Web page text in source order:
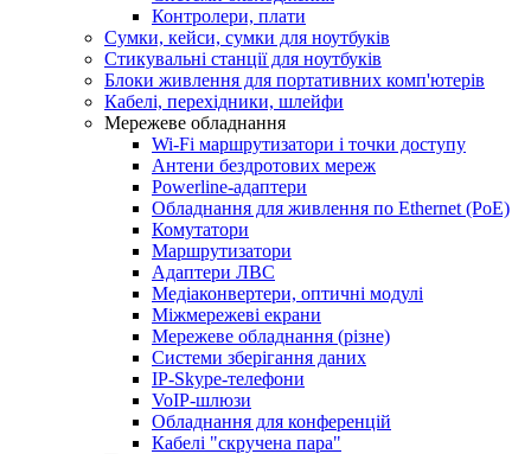
Контролери, плати
Сумки, кейси, сумки для ноутбуків
Стикувальні станції для ноутбуків
Блоки живлення для портативних комп'ютерів
Кабелі, перехідники, шлейфи
Мережеве обладнання
Wi-Fi маршрутизатори і точки доступу
Антени бездротових мереж
Powerline-адаптери
Обладнання для живлення по Ethernet (PoE)
Комутатори
Маршрутизатори
Адаптери ЛВС
Медіаконвертери, оптичні модулі
Міжмережеві екрани
Мережеве обладнання (різне)
Системи зберігання даних
IP-Skype-телефони
VoIP-шлюзи
Обладнання для конференцій
Кабелі "скручена пара"